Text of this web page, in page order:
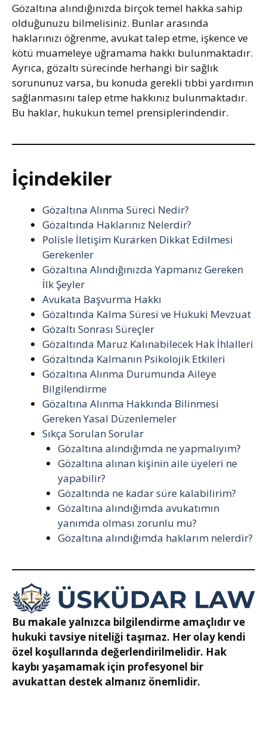
Gözaltına alındığınızda birçok temel hakka sahip
olduğunuzu bilmelisiniz. Bunlar arasında
haklarınızı öğrenme, avukat talep etme, işkence ve
kötü muameleye uğramama hakkı bulunmaktadır.
Ayrıca, gözaltı sürecinde herhangi bir sağlık
sorununuz varsa, bu konuda gerekli tıbbi yardımın
sağlanmasını talep etme hakkınız bulunmaktadır.
Bu haklar, hukukun temel prensiplerindendir.
İçindekiler
Gözaltına Alınma Süreci Nedir?
Gözaltında Haklarınız Nelerdir?
Polisle İletişim Kurarken Dikkat Edilmesi
Gerekenler
Gözaltına Alındığınızda Yapmanız Gereken
İlk Şeyler
Avukata Başvurma Hakkı
Gözaltında Kalma Süresi ve Hukuki Mevzuat
Gözaltı Sonrası Süreçler
Gözaltında Maruz Kalınabilecek Hak İhlalleri
Gözaltında Kalmanın Psikolojik Etkileri
Gözaltına Alınma Durumunda Aileye
Bilgilendirme
Gözaltına Alınma Hakkında Bilinmesi
Gereken Yasal Düzenlemeler
Sıkça Sorulan Sorular
Gözaltına alındığımda ne yapmalıyım?
Gözaltına alınan kişinin aile üyeleri ne
yapabilir?
Gözaltında ne kadar süre kalabilirim?
Gözaltına alındığımda avukatımın
yanımda olması zorunlu mu?
Gözaltına alındığımda haklarım nelerdir?
Bu makale yalnızca bilgilendirme amaçlıdır ve
hukuki tavsiye niteliği taşımaz. Her olay kendi
özel koşullarında değerlendirilmelidir. Hak
kaybı yaşamamak için profesyonel bir
avukattan destek almanız önemlidir.